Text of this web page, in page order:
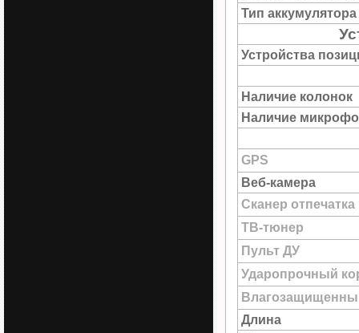
Тип аккумулятора
Устройства
Наличие колонок
Наличие
GPS
Веб-камера
Сканер
ТВ-тюнер
Пульт ДУ
Ударопрочный
Длина